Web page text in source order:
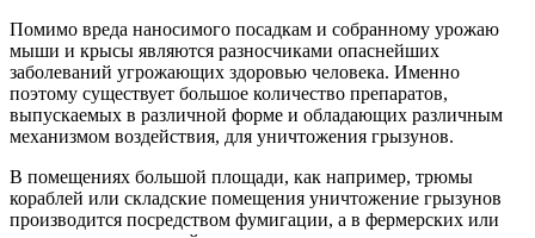
Помимо вреда наносимого посадкам и собранному урожаю
мыши и крысы являются разносчиками опаснейших
заболеваний угрожающих здоровью человека. Именно
поэтому существует большое количество препаратов,
выпускаемых в различной форме и обладающих различным
механизмом воздействия, для уничтожения грызунов.
В помещениях большой площади, как например, трюмы
кораблей или складские помещения уничтожение грызунов
производится посредством фумигации, а в фермерских или